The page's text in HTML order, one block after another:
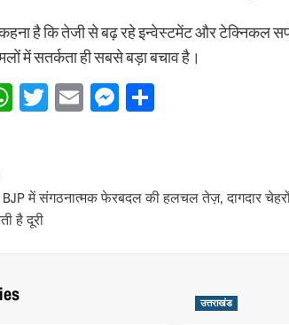
है कि तेजी से बढ़ रहे इन्वेस्टमेंट और टेक्निकल
में सतर्कता ही सबसे बड़ा बचाव है।
WhatsApp
Twitter
EmailMessenger
BJP में संगठनात्मक फेरबदल की हलचल तेज़, दागदार
है दूरी
उत्तराखंड